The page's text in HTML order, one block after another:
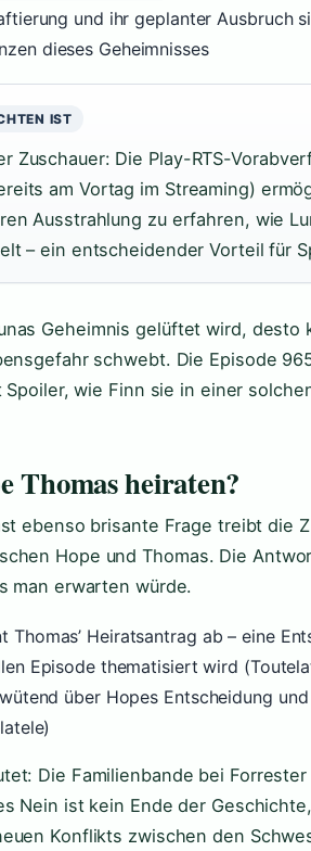
und ihr geplanter Ausbruch
dieses Geheimnisses
IST
Zuschauer: Die Play-RTS-
am Vortag im Streaming)
Ausstrahlung zu erfahren, wie
– ein entscheidender Vorteil für
Geheimnis gelüftet wird, desto
schwebt. Die Episode
Spoiler, wie Finn sie in einer
Thomas heiraten?
ebenso brisante Frage treibt die
Hope und Thomas. Die
man erwarten würde.
Thomas’ Heiratsantrag ab – eine
Episode thematisiert wird
über Hopes Entscheidung
Die Familienbande bei
Nein ist kein Ende der
Konflikts zwischen den